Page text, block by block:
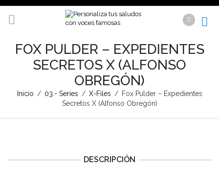
FOX PULDER – EXPEDIENTES
SECRETOS X (ALFONSO
OBREGÓN)
Inicio / 03.- Series / X-Files / Fox Pulder – Expedientes
Secretos X (Alfonso Obregón)
DESCRIPCIÓN